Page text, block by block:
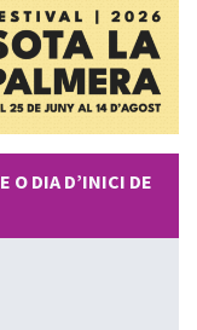
O DIA D’INICI DE